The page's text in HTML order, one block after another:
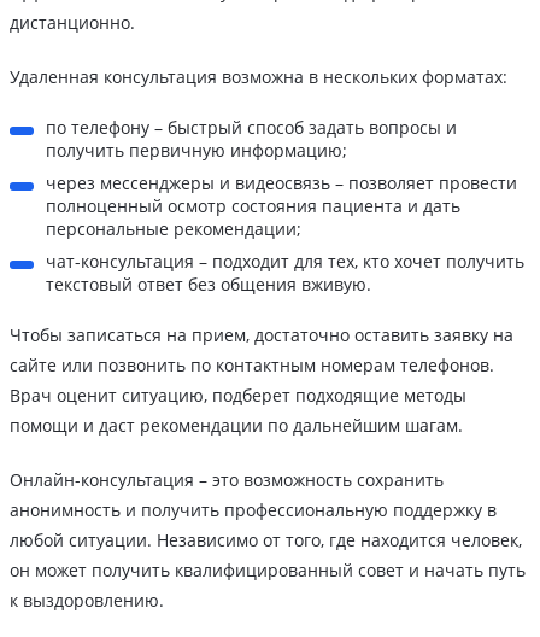
дистанционно.
Удаленная консультация возможна в нескольких форматах:
по телефону – быстрый способ задать вопросы и
получить первичную информацию;
через мессенджеры и видеосвязь – позволяет провести
полноценный осмотр состояния пациента и дать
персональные рекомендации;
чат-консультация – подходит для тех, кто хочет получить
текстовый ответ без общения вживую.
Чтобы записаться на прием, достаточно оставить заявку на
сайте или позвонить по контактным номерам телефонов.
Врач оценит ситуацию, подберет подходящие методы
помощи и даст рекомендации по дальнейшим шагам.
Онлайн-консультация – это возможность сохранить
анонимность и получить профессиональную поддержку в
любой ситуации. Независимо от того, где находится человек,
он может получить квалифицированный совет и начать путь
к выздоровлению.